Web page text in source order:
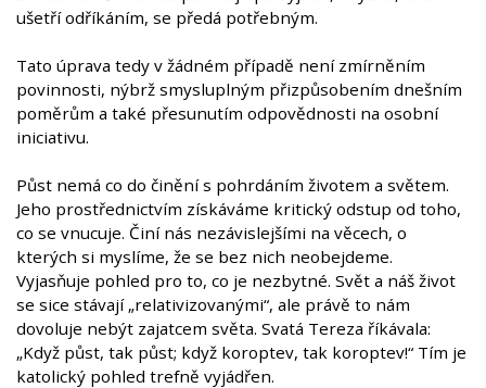
ušetří odříkáním, se předá potřebným.
Tato úprava tedy v žádném případě není zmírněním
povinnosti, nýbrž smysluplným přizpůsobením dnešním
poměrům a také přesunutím odpovědnosti na osobní
iniciativu.
Půst nemá co do činění s pohrdáním životem a světem.
Jeho prostřednictvím získáváme kritický odstup od toho,
co se vnucuje. Činí nás nezávislejšími na věcech, o
kterých si myslíme, že se bez nich neobejdeme.
Vyjasňuje pohled pro to, co je nezbytné. Svět a náš život
se sice stávají „relativizovanými“, ale právě to nám
dovoluje nebýt zajatcem světa. Svatá Tereza říkávala:
„Když půst, tak půst; když koroptev, tak koroptev!“ Tím je
katolický pohled trefně vyjádřen.